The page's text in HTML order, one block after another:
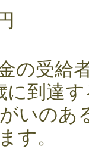
の受給
に到達
いのあ
す。